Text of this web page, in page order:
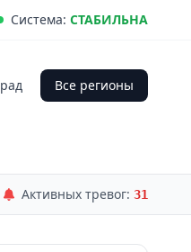
Система: СТАБИЛЬНА
Все регионы
Активных тревог: 31